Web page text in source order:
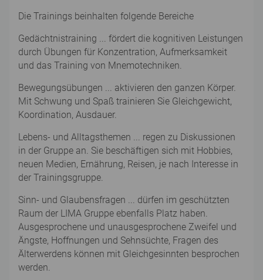
Die Trainings beinhalten folgende Bereiche
Gedächtnistraining ... fördert die kognitiven Leistungen
durch Übungen für Konzentration, Aufmerksamkeit
und das Training von Mnemotechniken.
Bewegungsübungen ... aktivieren den ganzen Körper.
Mit Schwung und Spaß trainieren Sie Gleichgewicht,
Koordination, Ausdauer.
Lebens- und Alltagsthemen ... regen zu Diskussionen
in der Gruppe an. Sie beschäftigen sich mit Hobbies,
neuen Medien, Ernährung, Reisen, je nach Interesse in
der Trainingsgruppe.
Sinn- und Glaubensfragen ... dürfen im geschützten
Raum der LIMA Gruppe ebenfalls Platz haben.
Ausgesprochene und unausgesprochene Zweifel und
Ängste, Hoffnungen und Sehnsüchte, Fragen des
Älterwerdens können mit Gleichgesinnten besprochen
werden.